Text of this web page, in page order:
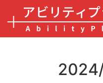
コンテンツへスキップ